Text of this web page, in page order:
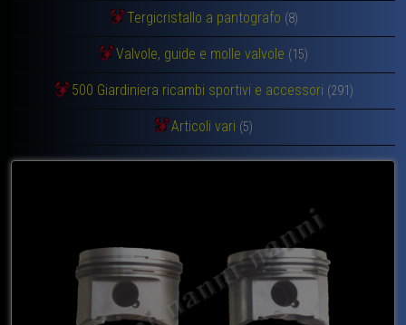
Tergicristallo a pantografo (8)
Valvole, guide e molle valvole (15)
500 Giardiniera ricambi sportivi e accessori (291)
Articoli vari (5)